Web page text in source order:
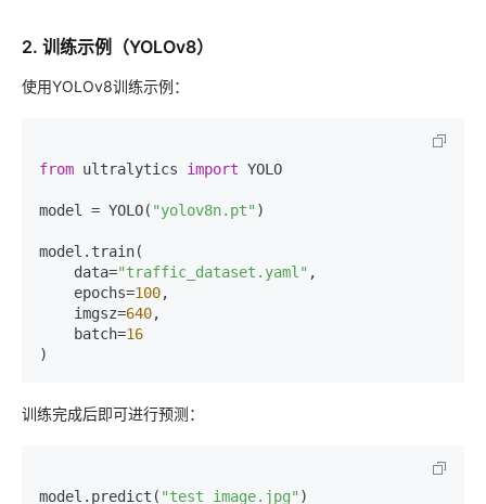
2. 训练示例（YOLOv8）
使用YOLOv8训练示例：
from ultralytics import YOLO
model = YOLO( "yolov8n.pt" )
model.train(
    data=
"traffic_dataset.yaml" ,
    epochs=
100,
    imgsz=
640,
    batch=
16
训练完成后即可进行预测：
model.predict( "test_image.jpg"